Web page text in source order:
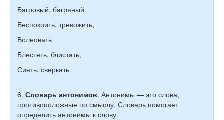
Багровый, багряный
Беспокоить, тревожить,
Волновать
Блестеть, блистать,
Сиять, сверкать
6. Словарь антонимов. Антонимы — это слова,
противоположные по смыслу. Словарь помогает
определить антонимы к слову.